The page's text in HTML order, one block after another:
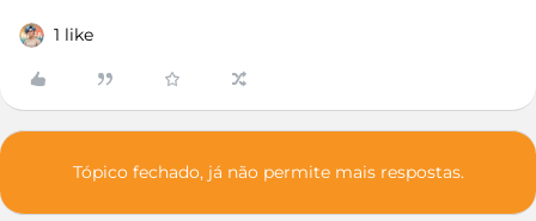
1 like
Tópico fechado, já não permite mais respostas.